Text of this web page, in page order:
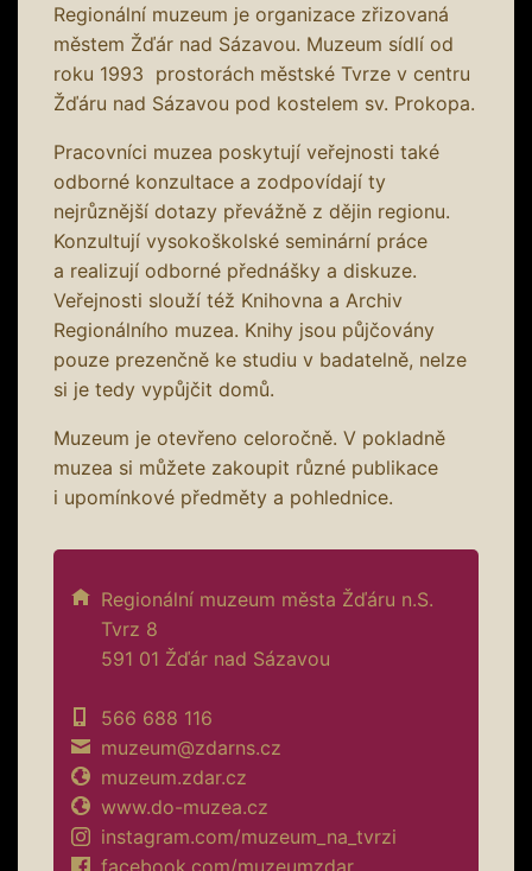
Regionální muzeum je organizace zřizovaná
městem Žďár nad Sázavou. Muzeum sídlí od
roku 1993 prostorách městské Tvrze v centru
Žďáru nad Sázavou pod kostelem sv. Prokopa.
Pracovníci muzea poskytují veřejnosti také
odborné konzultace a zodpovídají ty
nejrůznější dotazy převážně z dějin regionu.
Konzultují vysokoškolské seminární práce
a realizují odborné přednášky a diskuze.
Veřejnosti slouží též Knihovna a Archiv
Regionálního muzea. Knihy jsou půjčovány
pouze prezenčně ke studiu v badatelně, nelze
si je tedy vypůjčit domů.
Muzeum je otevřeno celoročně. V pokladně
muzea si můžete zakoupit různé publikace
i upomínkové předměty a pohlednice.
Regionální muzeum města Žďáru n.S.
Tvrz 8
591 01 Žďár nad Sázavou
566 688 116
muzeum@zdarns.cz
muzeum.zdar.cz
www.do-muzea.cz
instagram.com/muzeum_na_tvrzi
facebook.com/muzeumzdar